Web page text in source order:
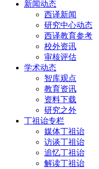
新闻动态
西译新闻
研究中心动态
西译教育参考
校外资讯
审核评估
学术动态
智库观点
教育资讯
资料下载
研究之外
丁祖诒专栏
媒体丁祖诒
访谈丁祖诒
追忆丁祖诒
解读丁祖诒